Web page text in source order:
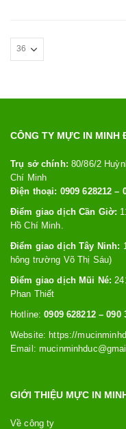
CÔNG TY MỰC IN MINH
Trụ sở chính: 80/86/2
Chí Minh
Điện thoại: 0909 628212 –
Điểm giao dịch Cần Giờ:
Hồ Chí Minh.
Điểm giao dịch Tây Ninh:
hông trường Võ Thị Sáu)
Điểm giao dịch Mũi Né:
Phan Thiết
Hotline:0909 628212 – 090
Website: https://
Email:
GIỚI THIỆU MỰC IN
Về công ty